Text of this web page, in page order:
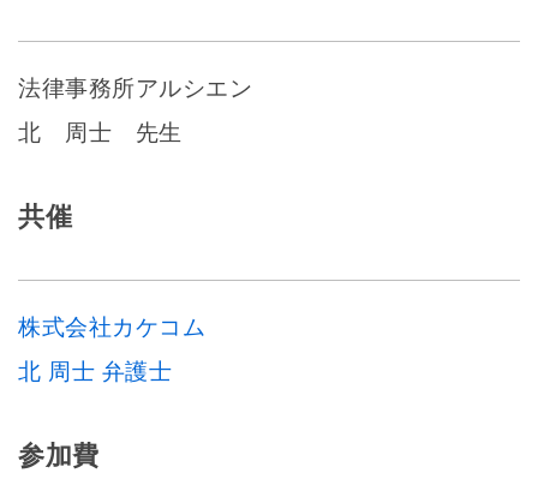
法律事務所アルシエン
北 周士 先生
共催
株式会社カケコム
北 周士 弁護士
参加費